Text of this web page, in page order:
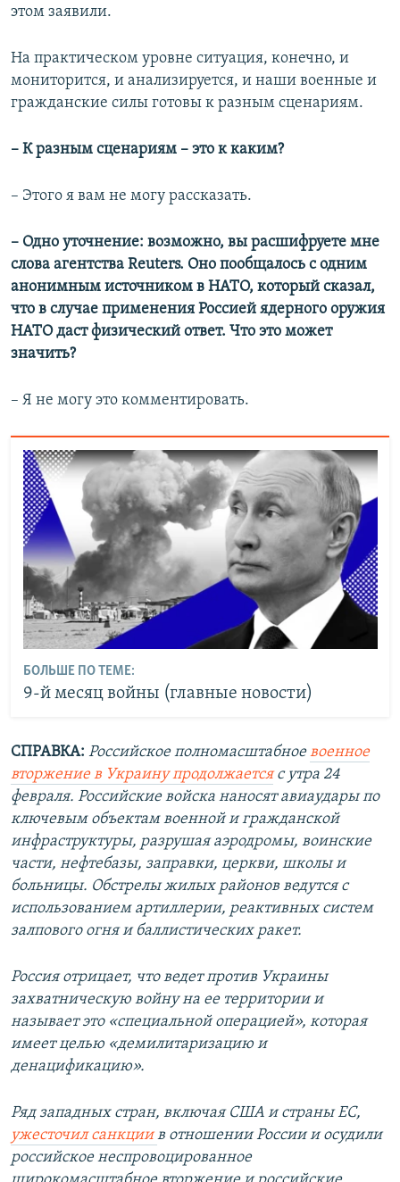
этом заявили.
На практическом уровне ситуация, конечно, и
мониторится, и анализируется, и наши военные и
гражданские силы готовы к разным сценариям.
– К разным сценариям – это к каким?
– Этого я вам не могу рассказать.
– Одно уточнение: возможно, вы расшифруете мне
слова агентства Reuters. Оно пообщалось с одним
анонимным источником в НАТО, который сказал,
что в случае применения Россией ядерного оружия
НАТО даст физический ответ. Что это может
значить?
– Я не могу это комментировать.
БОЛЬШЕ ПО ТЕМЕ:
9-й месяц войны (главные новости)
СПРАВКА: Российское полномасштабноевоенное
вторжение в Украину продолжаетсяс утра 24
февраля. Российские войска наносят авиаудары по
ключевым объектам военной и гражданской
инфраструктуры, разрушая аэродромы, воинские
части, нефтебазы, заправки, церкви, школы и
больницы. Обстрелы жилых районов ведутся с
использованием артиллерии, реактивных систем
залпового огня и баллистических ракет.
Россия отрицает, что ведет против Украины
захватническую войну на ее территории и
называет это «специальной операцией», которая
имеет целью «демилитаризацию и
денацификацию».
Ряд западных стран, включая США и страны ЕС,
ужесточил санкциив отношении России и осудили
российское неспровоцированное